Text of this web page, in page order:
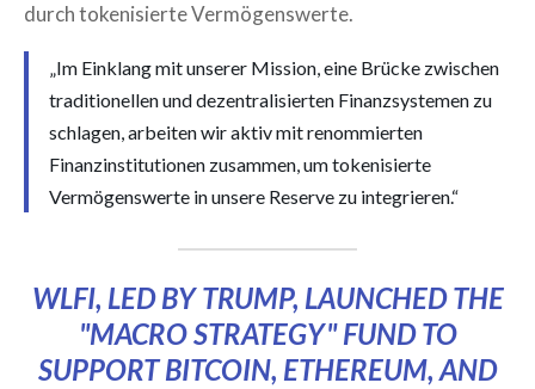
durch tokenisierte Vermögenswerte.
„Im Einklang mit unserer Mission, eine Brücke zwischen
traditionellen und dezentralisierten Finanzsystemen zu
schlagen, arbeiten wir aktiv mit renommierten
Finanzinstitutionen zusammen, um tokenisierte
Vermögenswerte in unsere Reserve zu integrieren.“
WLFI, LED BY TRUMP, LAUNCHED THE
"MACRO STRATEGY" FUND TO
SUPPORT BITCOIN, ETHEREUM, AND